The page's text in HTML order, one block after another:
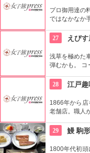
プロ御用達の
ではなかなか
27 えび
浅草を極めた
弾むかも。 コ
好評だとか。
28 江戸
1866年から店
老舗店。職人
29
鰻 駒形
1800年代初頭